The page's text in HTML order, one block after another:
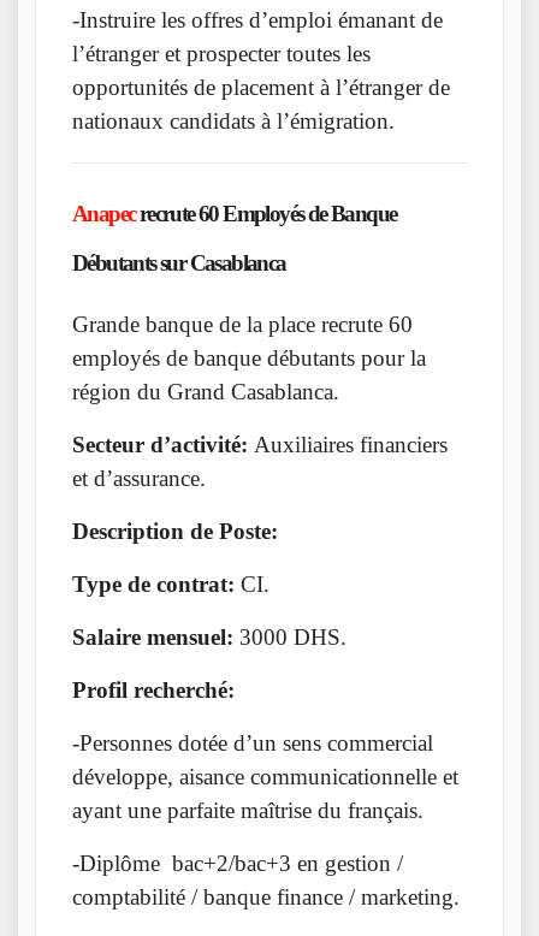
-Instruire les offres d’emploi émanant de
l’étranger et prospecter toutes les
opportunités de placement à l’étranger de
nationaux candidats à l’émigration.
Anapecrecrute 60 Employés de Banque
Débutants sur Casablanca
Grande banque de la place recrute 60
employés de banque débutants pour la
région du Grand Casablanca.
Secteur d’activité: Auxiliaires financiers
et d’assurance.
Description de Poste:
Type de contrat: CI.
Salaire mensuel: 3000 DHS.
Profil recherché:
-Personnes dotée d’un sens commercial
développe, aisance communicationnelle et
ayant une parfaite maîtrise du français.
-Diplôme bac+2/bac+3 en gestion /
comptabilité / banque finance / marketing.